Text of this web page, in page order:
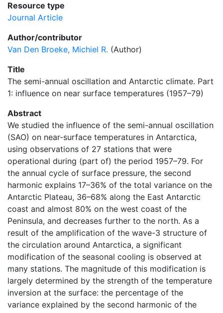
Resource type
Journal Article
Author/contributor
Van Den Broeke, Michiel R. (Author)
Title
The semi-annual oscillation and Antarctic climate. Part
1: influence on near surface temperatures (1957–79)
Abstract
We studied the influence of the semi-annual oscillation
(SAO) on near-surface temperatures in Antarctica,
using observations of 27 stations that were
operational during (part of) the period 1957–79. For
the annual cycle of surface pressure, the second
harmonic explains 17–36% of the total variance on the
Antarctic Plateau, 36–68% along the East Antarctic
coast and almost 80% on the west coast of the
Peninsula, and decreases further to the north. As a
result of the amplification of the wave-3 structure of
the circulation around Antarctica, a significant
modification of the seasonal cooling is observed at
many stations. The magnitude of this modification is
largely determined by the strength of the temperature
inversion at the surface: the percentage of the
variance explained by the second harmonic of the